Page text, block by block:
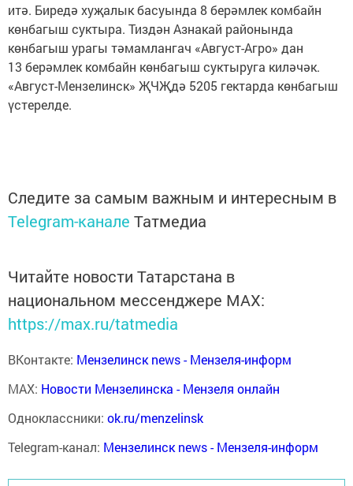
итә. Биредә хуҗалык басуында 8 берәмлек комбайн
көнбагыш суктыра. Тиздән Азнакай районында
көнбагыш урагы тәмамлангач «Август-Агро» дан
13 берәмлек комбайн көнбагыш суктыруга киләчәк.
«Август-Мензелинск» ҖЧҖдә 5205 гектарда көнбагыш
үстерелде.
Следите за самым важным и интересным в
Telegram-канале Татмедиа
Читайте новости Татарстана в
национальном мессенджере MАХ:
https://max.ru/tatmedia
ВКонтакте: Мензелинск news - Мензеля-информ
MAX: Новости Мензелинска - Мензеля онлайн
Одноклассники: ok.ru/menzelinsk
Telegram-канал: Мензелинск news - Мензеля-информ